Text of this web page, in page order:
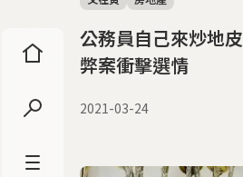
公務員自己來炒地皮 南韓爆炸性
弊案衝擊選情
2021-03-24